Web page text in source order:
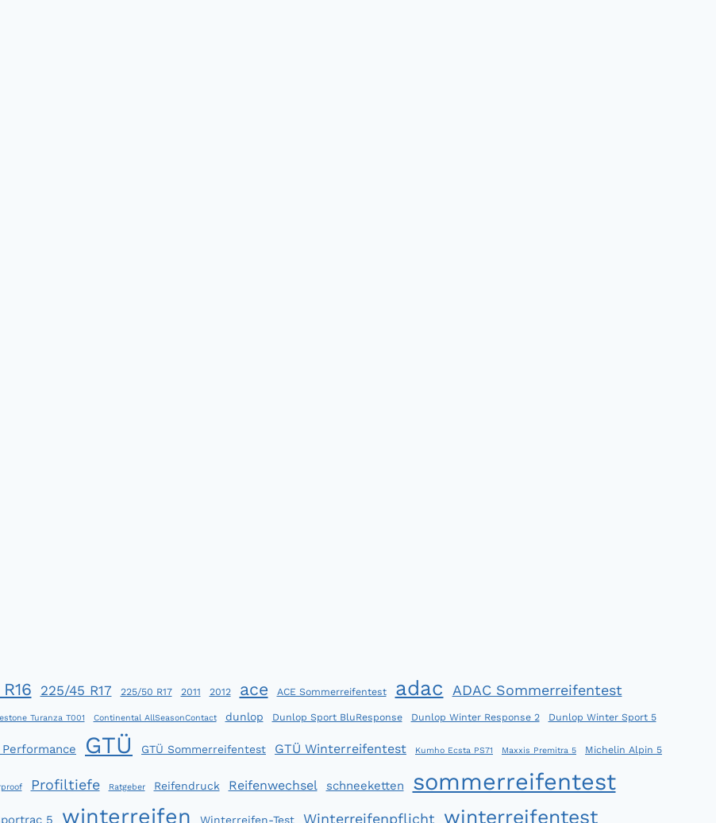
225/45 R17 225/50 R17 2011 2012 ace ACE Sommerreifentest adac ADAC Sommerreifentest
Turanza T001 Continental AllSeasonContact dunlop Dunlop Sport BluResponse Dunlop Winter Response 2 Dunlop Winter Sport 5
GTÜ GTÜ Sommerreifentest GTÜ Winterreifentest Kumho Ecsta PS71 Maxxis Premitra 5 Michelin Alpin 5
Profiltiefe Ratgeber Reifendruck Reifenwechsel schneeketten sommerreifentest
5 winterreifen Winterreifen-Test Winterreifenpflicht winterreifentest